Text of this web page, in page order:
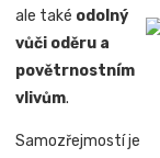
ale také odolný
vůči oděru a
povětrnostním
vlivům.
Samozřejmostí je